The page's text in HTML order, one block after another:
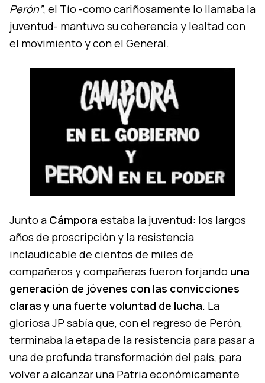
Perón”, el Tío -como cariñosamente lo llamaba la
juventud- mantuvo su coherencia y lealtad con
el movimiento y con el General.
Junto a Cámpora estaba la juventud: los largos
años de proscripción y la resistencia
inclaudicable de cientos de miles de
compañeros y compañeras fueron forjando una
generación de jóvenes con las convicciones
claras y una fuerte voluntad de lucha. La
gloriosa JP sabía que, con el regreso de Perón,
terminaba la etapa de la resistencia para pasar a
una de profunda transformación del país, para
volver a alcanzar una Patria económicamente